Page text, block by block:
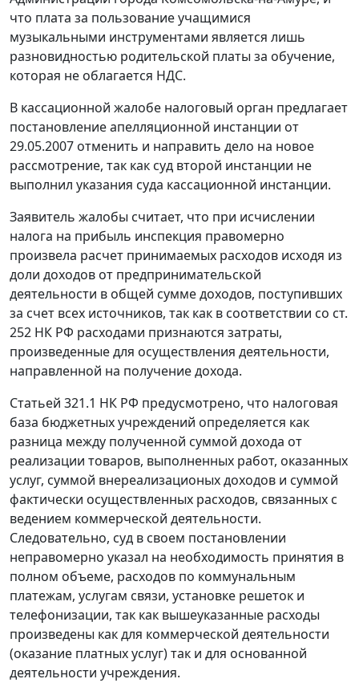
что плата за пользование учащимися
музыкальными инструментами является лишь
разновидностью родительской платы за обучение,
которая не облагается НДС.
В кассационной жалобе налоговый орган предлагает
постановление апелляционной инстанции от
29.05.2007 отменить и направить дело на новое
рассмотрение, так как суд второй инстанции не
выполнил указания суда кассационной инстанции.
Заявитель жалобы считает, что при исчислении
налога на прибыль инспекция правомерно
произвела расчет принимаемых расходов исходя из
доли доходов от предпринимательской
деятельности в общей сумме доходов, поступивших
за счет всех источников, так как в соответствии со ст.
252 НК РФ расходами признаются затраты,
произведенные для осуществления деятельности,
направленной на получение дохода.
Статьей 321.1 НК РФ предусмотрено, что налоговая
база бюджетных учреждений определяется как
разница между полученной суммой дохода от
реализации товаров, выполненных работ, оказанных
услуг, суммой внереализационых доходов и суммой
фактически осуществленных расходов, связанных с
ведением коммерческой деятельности.
Следовательно, суд в своем постановлении
неправомерно указал на необходимость принятия в
полном объеме, расходов по коммунальным
платежам, услугам связи, установке решеток и
телефонизации, так как вышеуказанные расходы
произведены как для коммерческой деятельности
(оказание платных услуг) так и для основанной
деятельности учреждения.